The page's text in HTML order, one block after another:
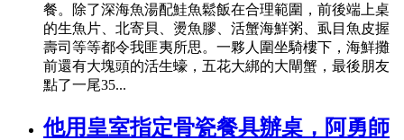
餐。除了深海魚湯配鮭魚鬆飯在合理範圍，前後端上桌
的生魚片、北寄貝、燙魚膠、活蟹海鮮粥、虱目魚皮握
壽司等等都令我匪夷所思。一夥人圍坐騎樓下，海鮮攤
前還有大塊頭的活生蠔，五花大綁的大閘蟹，最後朋友
點了一尾35...
他用皇室指定骨瓷餐具辦桌，阿勇師